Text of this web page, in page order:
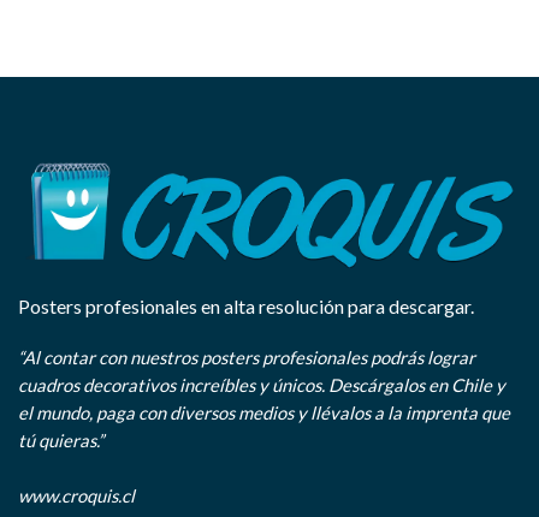
Posters profesionales en alta resolución para descargar.
“Al contar con nuestros posters profesionales podrás lograr
cuadros decorativos increíbles y únicos. Descárgalos en Chile y
el mundo, paga con diversos medios y llévalos a la imprenta que
tú quieras.”
www.croquis.cl